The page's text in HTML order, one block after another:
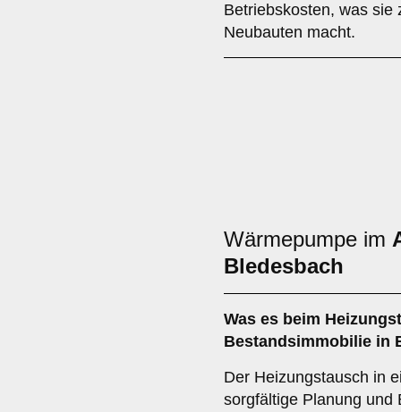
Betriebskosten, was sie
Neubauten macht.
Wärmepumpe im
Bledesbach
Was es beim
Bestandsimmobilie in
Der Heizungstausch in
sorgfältige Planung und